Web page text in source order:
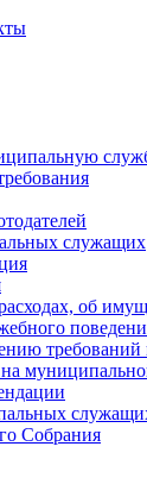
служащих
об
Cобрания